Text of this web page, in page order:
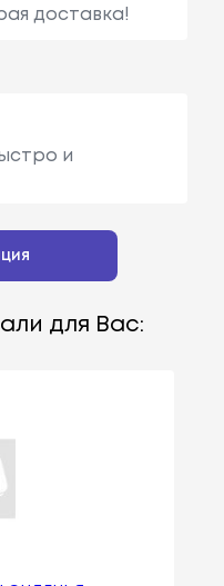
доставка!
и
для Вас: